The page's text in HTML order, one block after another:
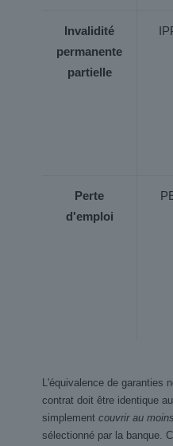
Invalidité
permanente
partielle
Perte
d'emploi
L'équivalence de garanties
contrat doit être identique
simplement couvrir au
sélectionné par la banque.